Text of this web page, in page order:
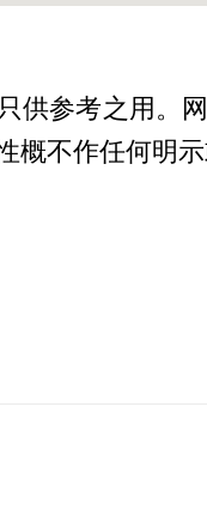
供参考之用。
概不作任何明